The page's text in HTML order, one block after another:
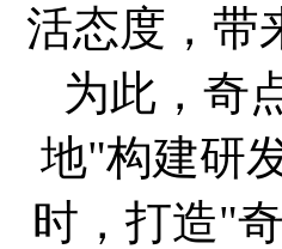
活态度，带
为此，奇
地"构建研
时，打造"